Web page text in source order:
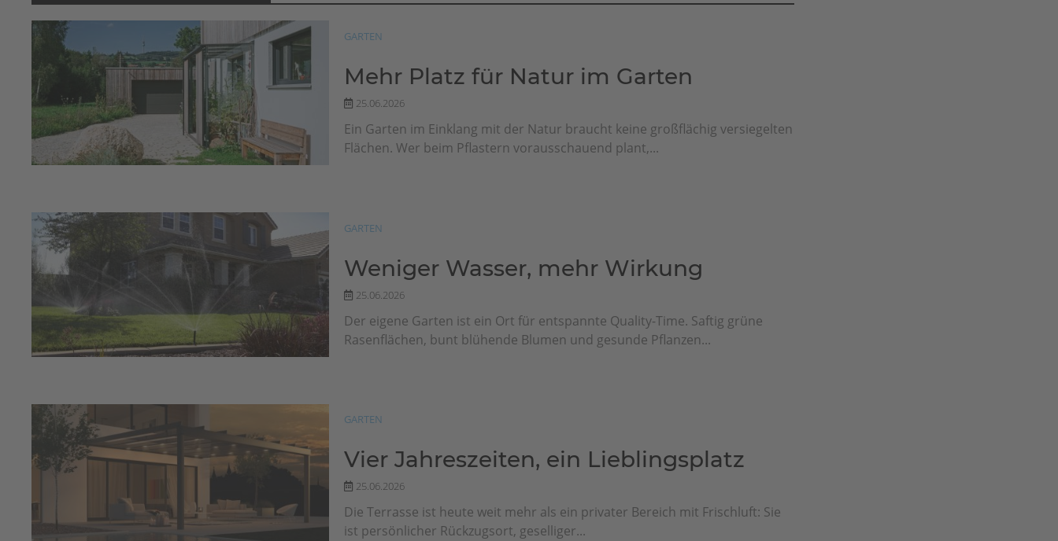
GARTEN
Mehr Platz für Natur im Garten
25.06.2026
Ein Garten im Einklang mit der Natur braucht keine großflächig versiegelten
Flächen. Wer beim Pflastern vorausschauend plant,...
GARTEN
Weniger Wasser, mehr Wirkung
25.06.2026
Der eigene Garten ist ein Ort für entspannte Quality-Time. Saftig grüne
Rasenflächen, bunt blühende Blumen und gesunde Pflanzen...
GARTEN
Vier Jahreszeiten, ein Lieblingsplatz
25.06.2026
Die Terrasse ist heute weit mehr als ein privater Bereich mit Frischluft: Sie
ist persönlicher Rückzugsort, geselliger...